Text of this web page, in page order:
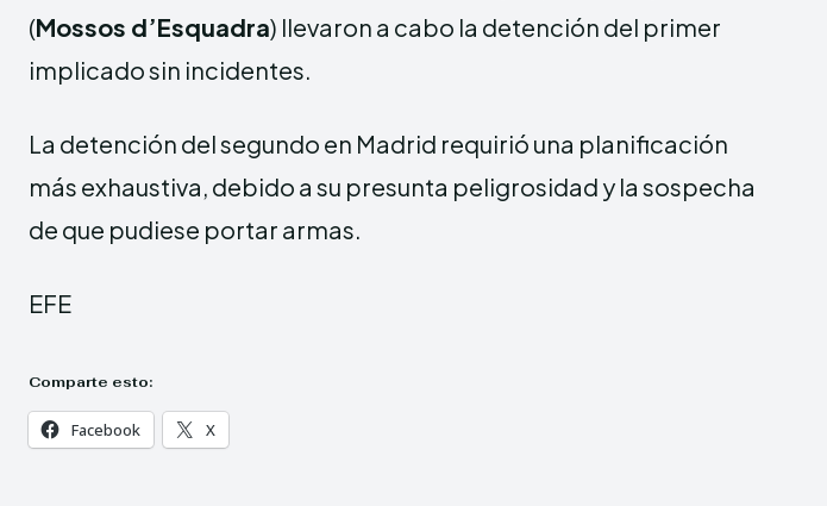
(Mossos d’Esquadra) llevaron a cabo la detención del primer
implicado sin incidentes.
La detención del segundo en Madrid requirió una planificación
más exhaustiva, debido a su presunta peligrosidad y la sospecha
de que pudiese portar armas.
EFE
Comparte esto:
Facebook X